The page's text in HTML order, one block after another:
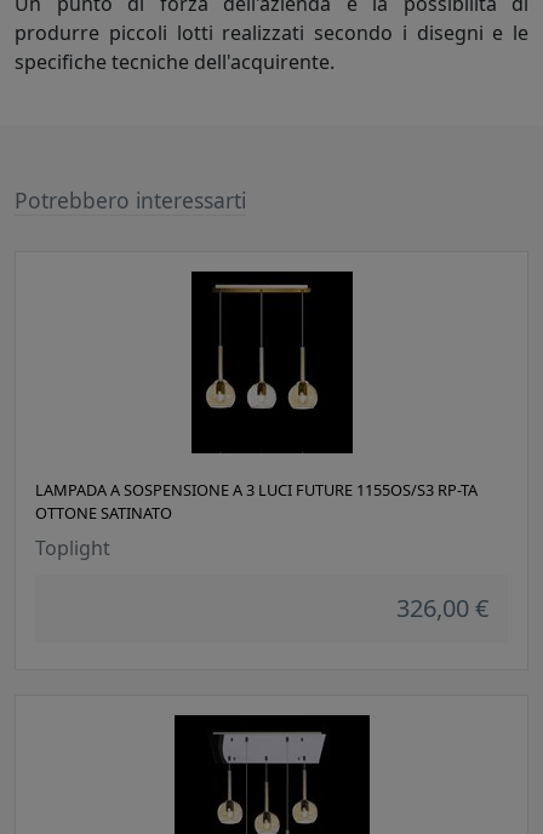
produrre piccoli lotti realizzati secondo i disegni e le
specifiche tecniche dell'acquirente.
Potrebbero interessarti
LAMPADA A SOSPENSIONE A 3 LUCI FUTURE 1155OS/S3 RP-TA
OTTONE SATINATO
Toplight
326,00 €